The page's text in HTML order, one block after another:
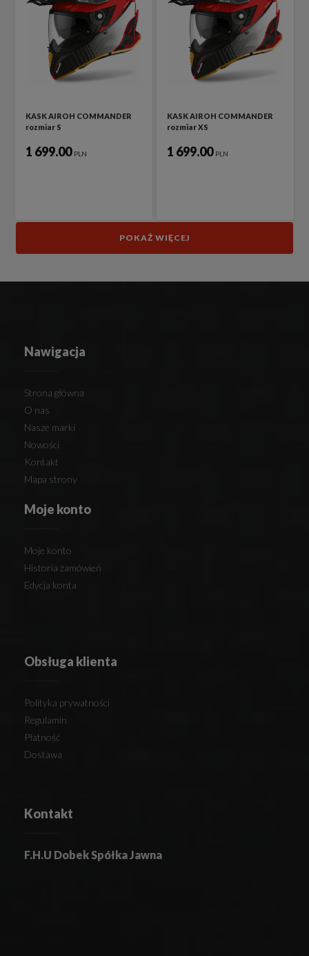
KASK AIROH COMMANDER
rozmiar S
1 699.00 PLN
KASK AIROH COMMANDER
rozmiar XS
1 699.00 PLN
POKAŻ WIĘCEJ
Nawigacja
Strona główna
O nas
Nasze marki
Nowości
Kontakt
Mapa strony
Moje konto
Moje konto
Historia zamówień
Edycja konta
Obsługa klienta
Polityka prywatności
Regulamin
Płatność
Dostawa
Kontakt
F.H.U Dobek Spółka Jawna